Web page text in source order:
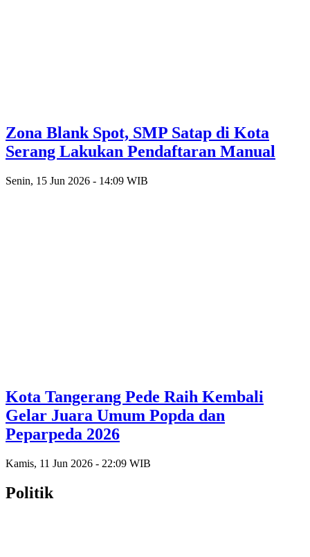
Zona Blank Spot, SMP Satap di Kota
Serang Lakukan Pendaftaran Manual
Senin, 15 Jun 2026 - 14:09 WIB
Kota Tangerang Pede Raih Kembali
Gelar Juara Umum Popda dan
Peparpeda 2026
Kamis, 11 Jun 2026 - 22:09 WIB
Politik